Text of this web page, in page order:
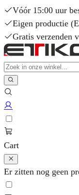
Vóór 15:00 uur
Eigen productie
Gratis verzenden
Cart
Er zitten nog geen